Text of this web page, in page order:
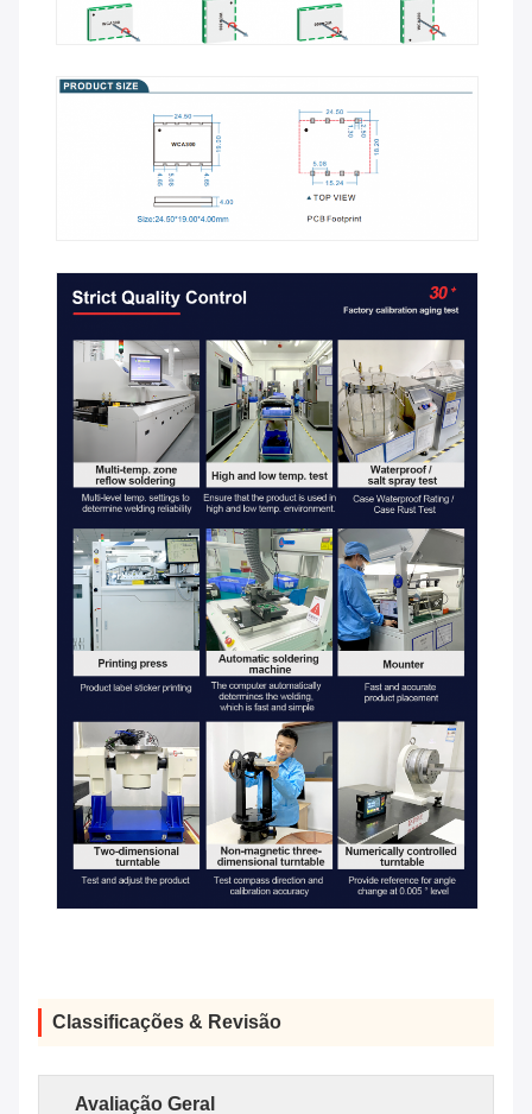
Classificações & Revisão
Avaliação Geral